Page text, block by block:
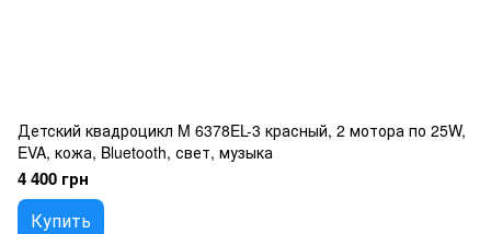
Детский квадроцикл M 6378EL-3 красный, 2 мотора по 25W,
EVA, кожа, Bluetooth, свет, музыка
4 400 грн
Купить